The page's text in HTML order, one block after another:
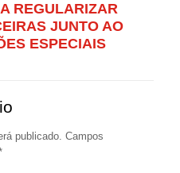
REGULARIZAR
JUNTO AO
ESPECIAIS
publicado. Campos